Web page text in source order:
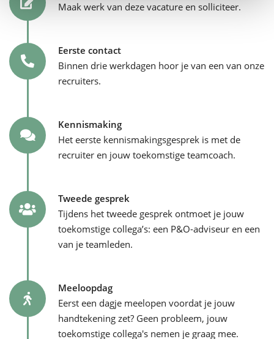
Maak werk van deze vacature en solliciteer.
Eerste contact
Binnen drie werkdagen hoor je van een van onze
recruiters.
Kennismaking
Het eerste kennismakingsgesprek is met de
recruiter en jouw toekomstige teamcoach.
Tweede gesprek
Tijdens het tweede gesprek ontmoet je jouw
toekomstige collega’s: een P&O-adviseur en een
van je teamleden.
Meeloopdag
Eerst een dagje meelopen voordat je jouw
handtekening zet? Geen probleem, jouw
toekomstige collega's nemen je graag mee.